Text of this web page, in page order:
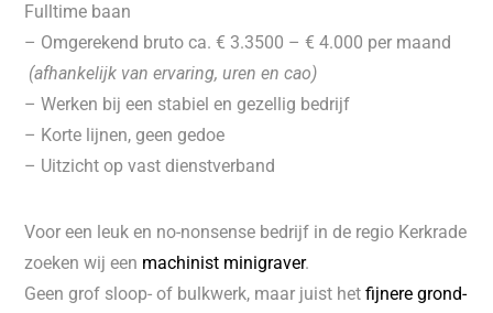
Fulltime baan
– Omgerekend bruto ca. € 3.3500 – € 4.000 per maand
(afhankelijk van ervaring, uren en cao)
– Werken bij een stabiel en gezellig bedrijf
– Korte lijnen, geen gedoe
– Uitzicht op vast dienstverband
Voor een leuk en no-nonsense bedrijf in de regio Kerkrade
zoeken wij een machinist minigraver.
Geen grof sloop- of bulkwerk, maar juist hetfijnere grond-